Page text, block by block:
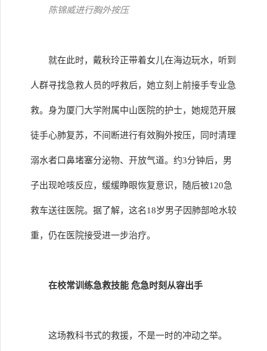
陈锦威进行胸外按压
就在此时，戴秋玲正带着女儿在海边玩水，听到
人群寻找急救人员的呼救后，她立刻上前接手专业急
救。身为厦门大学附属中山医院的护士，她规范开展
徒手心肺复苏，不间断进行有效胸外按压，同时清理
溺水者口鼻堵塞分泌物、开放气道。约3分钟后，男
子出现呛咳反应，缓缓睁眼恢复意识，随后被120急
救车送往医院。据了解，这名18岁男子因肺部呛水较
重，仍在医院接受进一步治疗。
在校常训练急救技能 危急时刻从容出手
这场教科书式的救援，不是一时的冲动之举。